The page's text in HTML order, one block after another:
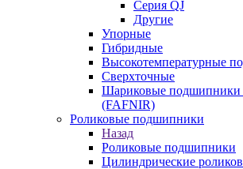
Серия QJ
Другие
Упорные
Гибридные
Высокотемпературные
Сверхточные
Шариковые
(FAFNIR)
Роликовые подшипники
Назад
Роликовые подшипники
Цилиндрические